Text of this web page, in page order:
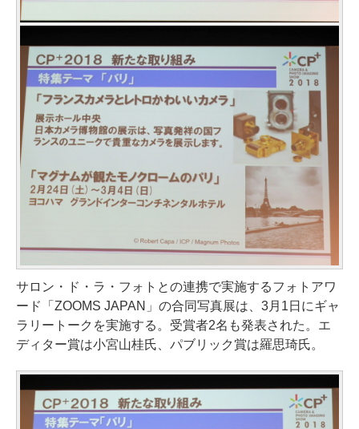
サロン・ド・ラ・フォトとの連携で実施するフォトアワ
ード「ZOOMS JAPAN」の合同写真展は、3月1日にギャ
ラリートークを実施する。受賞者2名も発表された。エ
ディター賞は小宮山桂氏、パブリック賞は羅思琦氏。